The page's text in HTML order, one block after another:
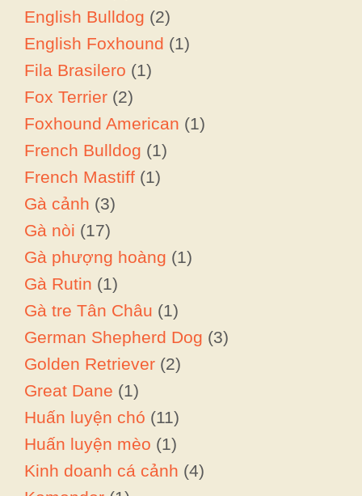
English Bulldog (2)
English Foxhound (1)
Fila Brasilero (1)
Fox Terrier (2)
Foxhound American (1)
French Bulldog (1)
French Mastiff (1)
Gà cảnh (3)
Gà nòi (17)
Gà phượng hoàng (1)
Gà Rutin (1)
Gà tre Tân Châu (1)
German Shepherd Dog (3)
Golden Retriever (2)
Great Dane (1)
Huấn luyện chó (11)
Huấn luyện mèo (1)
Kinh doanh cá cảnh (4)